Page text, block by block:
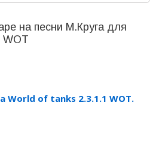
на песни М.Круга для
WOT
World of tanks 2.3.1.1 WOT.